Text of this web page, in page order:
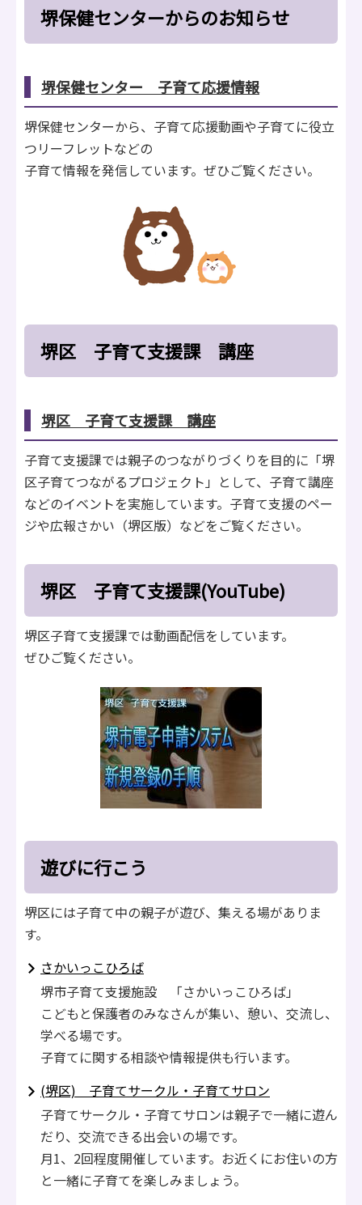
堺保健センターからのお知らせ
堺保健センター 子育て応援情報
堺保健センターから、子育て応援動画や子育てに役立
つリーフレットなどの
子育て情報を発信しています。ぜひご覧ください。
堺区 子育て支援課 講座
堺区 子育て支援課 講座
子育て支援課では親子のつながりづくりを目的に「堺
区子育てつながるプロジェクト」として、子育て講座
などのイベントを実施しています。子育て支援のペー
ジや広報さかい（堺区版）などをご覧ください。
堺区 子育て支援課(YouTube)
堺区子育て支援課では動画配信をしています。
ぜひご覧ください。
遊びに行こう
堺区には子育て中の親子が遊び、集える場がありま
す。
さかいっこひろば
堺市子育て支援施設 「さかいっこひろば」
こどもと保護者のみなさんが集い、憩い、交流し、
学べる場です。
子育てに関する相談や情報提供も行います。
(堺区) 子育てサークル・子育てサロン
子育てサークル・子育てサロンは親子で一緒に遊ん
だり、交流できる出会いの場です。
月1、2回程度開催しています。お近くにお住いの方
と一緒に子育てを楽しみましょう。